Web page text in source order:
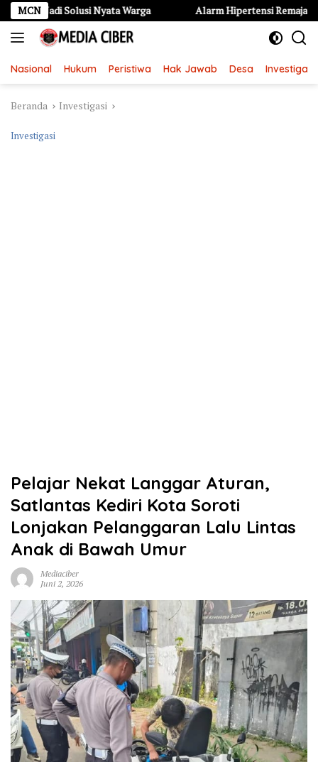
Langsung
ke
konten
MCN
Solusi Nyata Warga Alarm Hipertensi Remaja di Kota Kediri:
Nasional Hukum Peristiwa Hak Jawab Desa Investigasi
Beranda Investigasi
Investigasi
Pelajar Nekat Langgar Aturan,
Satlantas Kediri Kota Soroti
Lonjakan Pelanggaran Lalu Lintas
Anak di Bawah Umur
Mediaciber
Juni 2, 2026